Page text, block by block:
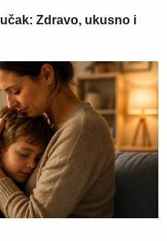
Zdravo, ukusno i